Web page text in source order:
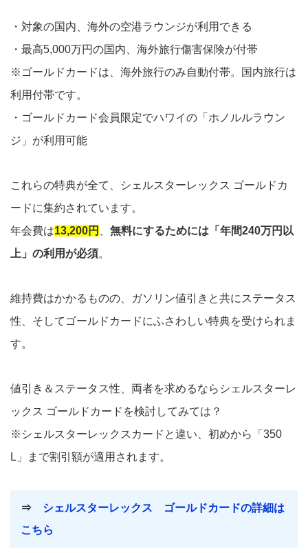
・対象の国内、海外の空港ラウンジが利用できる
・最高5,000万円の国内、海外旅行傷害保険が付帯
※ゴールドカードは、海外旅行のみ自動付帯。国内旅行は
利用付帯です。
・ゴールドカード会員限定でハワイの「ホノルルラウン
ジ」が利用可能
これらの特典が全て、シェルスターレックス ゴールドカ
ードに集約されています。
年会費は13,200円
無料にするためには「年間240万円以
上」の利用が必須。
維持費はかかるものの、ガソリン値引きと共にステータス
性、そしてゴールドカードにふさわしい特典を受けられま
す。
値引き＆ステータス性、両者を求めるならシェルスターレ
ックス ゴールドカードを検討してみては？
※シェルスターレックスカードと違い、初めから「350
L」まで割引額が適用されます。
⇒ シェルスターレックス ゴールドカードの詳細は
こちら